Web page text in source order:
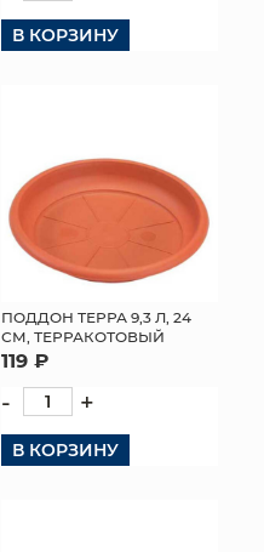
В КОРЗИНУ
ПОДДОН ТЕРРА 9,3 Л, 24
СМ, ТЕРРАКОТОВЫЙ
119 ₽
- +
В КОРЗИНУ